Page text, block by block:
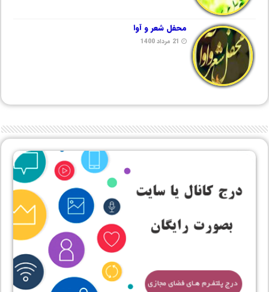
محفل شعر و آوا
21 مرداد 1400